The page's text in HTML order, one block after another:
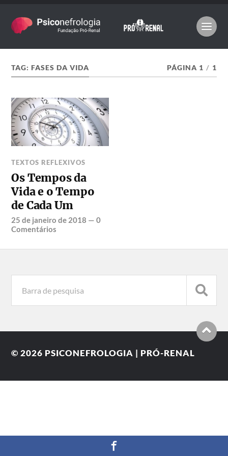
TAG:FASES DA VIDA PÁGINA 1 / 1
TEXTOS REFLEXIVOS
Os Tempos da
Vida e o Tempo
de Cada Um
25 de janeiro de 2018 —0
Comentários
© 2026 PSICONEFROLOGIA | PRÓ-RENAL